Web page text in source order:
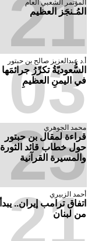
‬المؤتمر‮ ‬الشعبي‮ ‬العام
المُـنجَز العظيم
21
أ.د عبدالعزيز صالح بن حبتور
السُّعوديّةُ تكرِّرُ جرائمَها
في اليمنِ العظيمِ
03
محمد الجوهري
قراءة لمقال بن حبتور
حول خطاب قائد الثورة
والمسيرة القرآنية
25
أحمد الزبيري
اتفاق ترامب إيران.. يبدأ
من لبنان
21